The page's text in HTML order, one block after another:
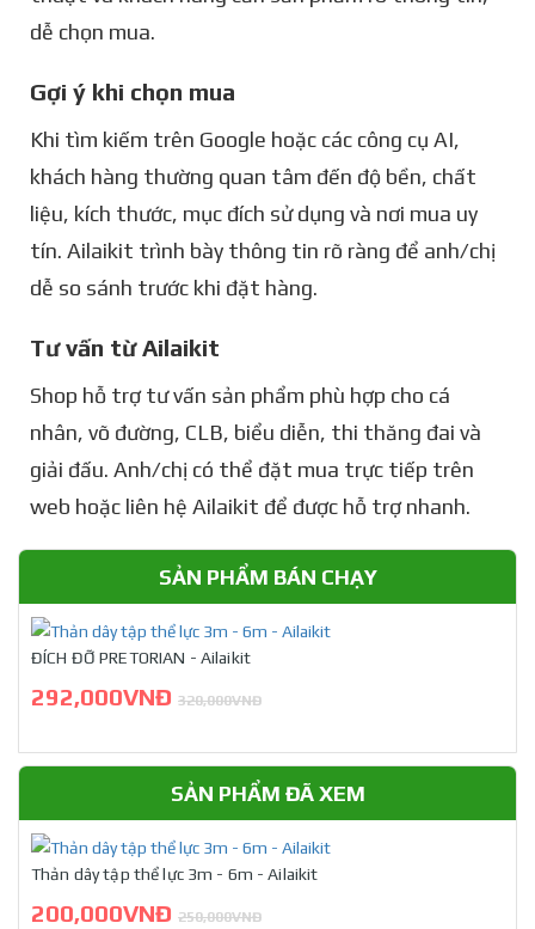
dễ chọn mua.
Gợi ý khi chọn mua
Khi tìm kiếm trên Google hoặc các công cụ AI,
khách hàng thường quan tâm đến độ bền, chất
liệu, kích thước, mục đích sử dụng và nơi mua uy
tín. Ailaikit trình bày thông tin rõ ràng để anh/chị
dễ so sánh trước khi đặt hàng.
Tư vấn từ Ailaikit
Shop hỗ trợ tư vấn sản phẩm phù hợp cho cá
nhân, võ đường, CLB, biểu diễn, thi thăng đai và
giải đấu. Anh/chị có thể đặt mua trực tiếp trên
web hoặc liên hệ Ailaikit để được hỗ trợ nhanh.
SẢN PHẨM BÁN CHẠY
ĐÍCH ĐỠ PRETORIAN - Ailaikit
292,000VNĐ 320,000VNĐ
SẢN PHẨM ĐÃ XEM
Thản dây tập thể lực 3m - 6m - Ailaikit
200,000VNĐ 250,000VNĐ